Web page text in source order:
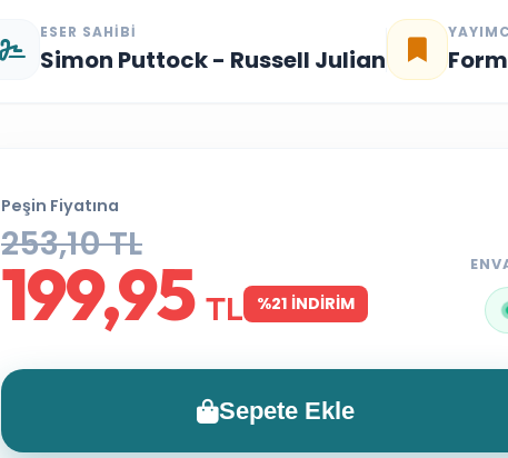
ESER SAHIBI
Simon Puttock - Russell Julian
Peşin Fiyatına
253,10 TL
199,95 TL %21 İNDİRİM
Sepete Ekle